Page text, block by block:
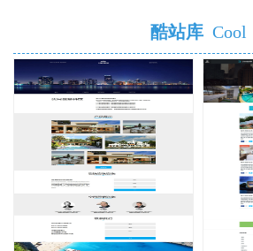
酷站库 Cool